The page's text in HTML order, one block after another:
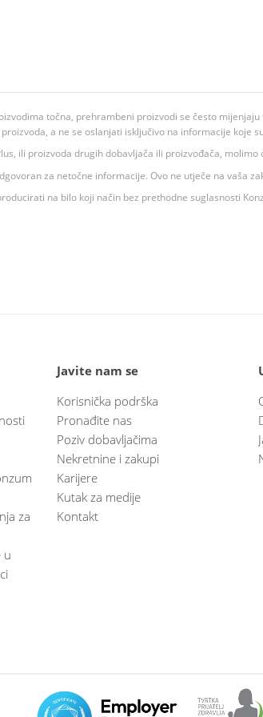
točna, prehrambeni proizvodi se često
a ne se oslanjati isključivo na informacije koje
ili proizvoda drugih dobavljača ili proizvođača,
za netočne informacije. Ovo ne utječe na vaša
na bilo koji način bez prethodne suglasnosti
za
u
Javite nam se
Korisnička podrška
Pronađite nas
Poziv dobavljačima
Nekretnine i zakupi
Karijere
Kutak za medije
Kontakt